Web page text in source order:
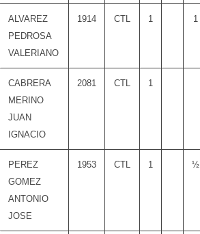
ALVAREZ
PEDROSA
VALERIANO
1914 CTL 1 1
CABRERA
MERINO
JUAN
IGNACIO
2081 CTL 1
PEREZ
GOMEZ
ANTONIO
JOSE
1953 CTL 1 ½